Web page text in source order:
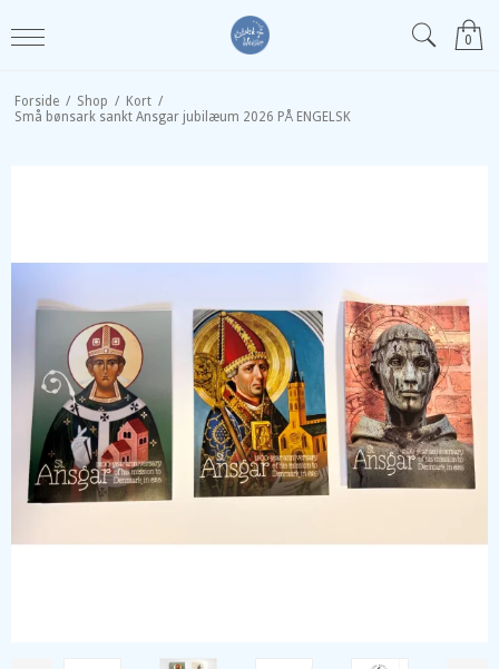
0
Forside / Shop / Kort /
Små bønsark sankt Ansgar jubilæum 2026 PÅ ENGELSK